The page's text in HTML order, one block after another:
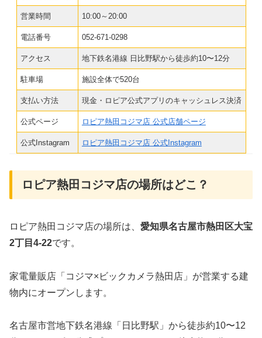
営業時間 10:00～20:00
電話番号 052-671-0298
アクセス 地下鉄名港線 日比野駅から徒歩約10〜12分
駐車場 施設全体で520台
支払い方法 現金・ロピア公式アプリのキャッシュレス決済
公式ページ ロピア熱田コジマ店 公式店舗ページ
公式Instagram ロピア熱田コジマ店 公式Instagram
ロピア熱田コジマ店の場所はどこ？
ロピア熱田コジマ店の場所は、 愛知県名古屋市熱田区大宝
2丁目4-22です。
家電量販店「コジマ×ビックカメラ熱田店」が営業する建
物内にオープンします。
名古屋市営地下鉄名港線「日比野駅」から徒歩約10〜12